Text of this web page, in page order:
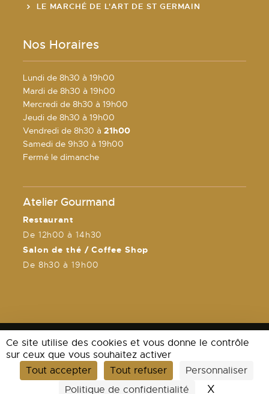
Ce site utilise des cookies et vous donne le contrôle
sur ceux que vous souhaitez activer
Tout accepter
Tout refuser
Personnaliser
Politique de confidentialité
X
LE MARCHÉ DE L'ART DE ST GERMAIN
Nos Horaires
Lundi de 8h30 à 19h00
Mardi de 8h30 à 19h00
Mercredi de 8h30 à 19h00
Jeudi de 8h30 à 19h00
Vendredi de 8h30 à 21h00
Samedi de 9h30 à 19h00
Fermé le dimanche
Atelier Gourmand
Restaurant
De 12h00 à 14h30
Salon de thé / Coffee Shop
De 8h30 à 19h00
Mentions légales